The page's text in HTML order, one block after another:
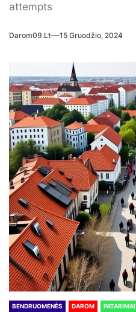
attempts
Darom09.lt 15 Gruodžio, 2024
BENDRUOMENĖS DAROM PATARIMAI